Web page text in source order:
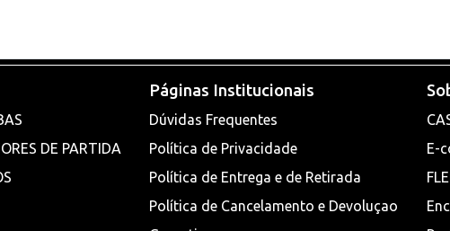
DE PARTIDA
Páginas Institucionais
Dúvidas Frequentes
Política de Privacidade
Política de Entrega e de Retirada
Política de Cancelamento e Devoluçao
E-